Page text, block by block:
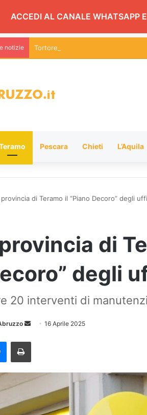
ACCEDI AL CANALE WHATSAPP
notizie Tortoreto, Di Bonaventura (Pd):
Pescara Chieti L’Aquila
di Teramo il “Piano Decoro” degli
di
degli
20 interventi di
i
a
n
'
16 Aprile 2025